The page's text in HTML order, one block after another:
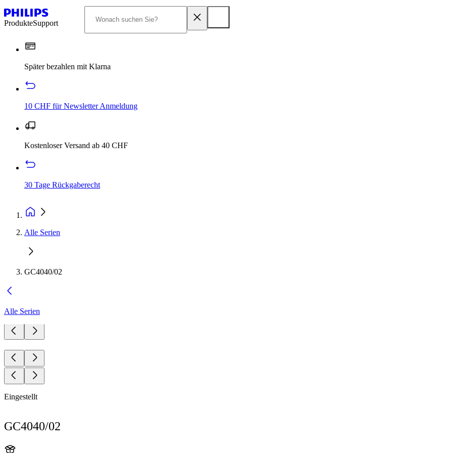
ProdukteSupport
Später bezahlen mit Klarna
10 CHF für Newsletter Anmeldung
Kostenloser Versand ab 40 CHF
30 Tage Rückgaberecht
Alle Serien
GC4040/02
Alle Serien
Eingestellt
GC4040/02